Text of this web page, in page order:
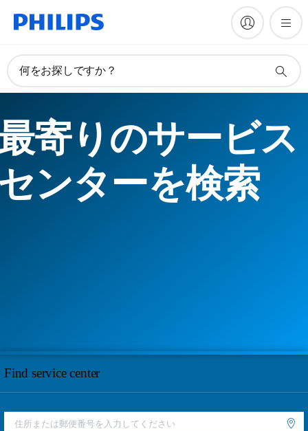
何をお探しですか？
寄りのサービス
ンターを検索
Find service center